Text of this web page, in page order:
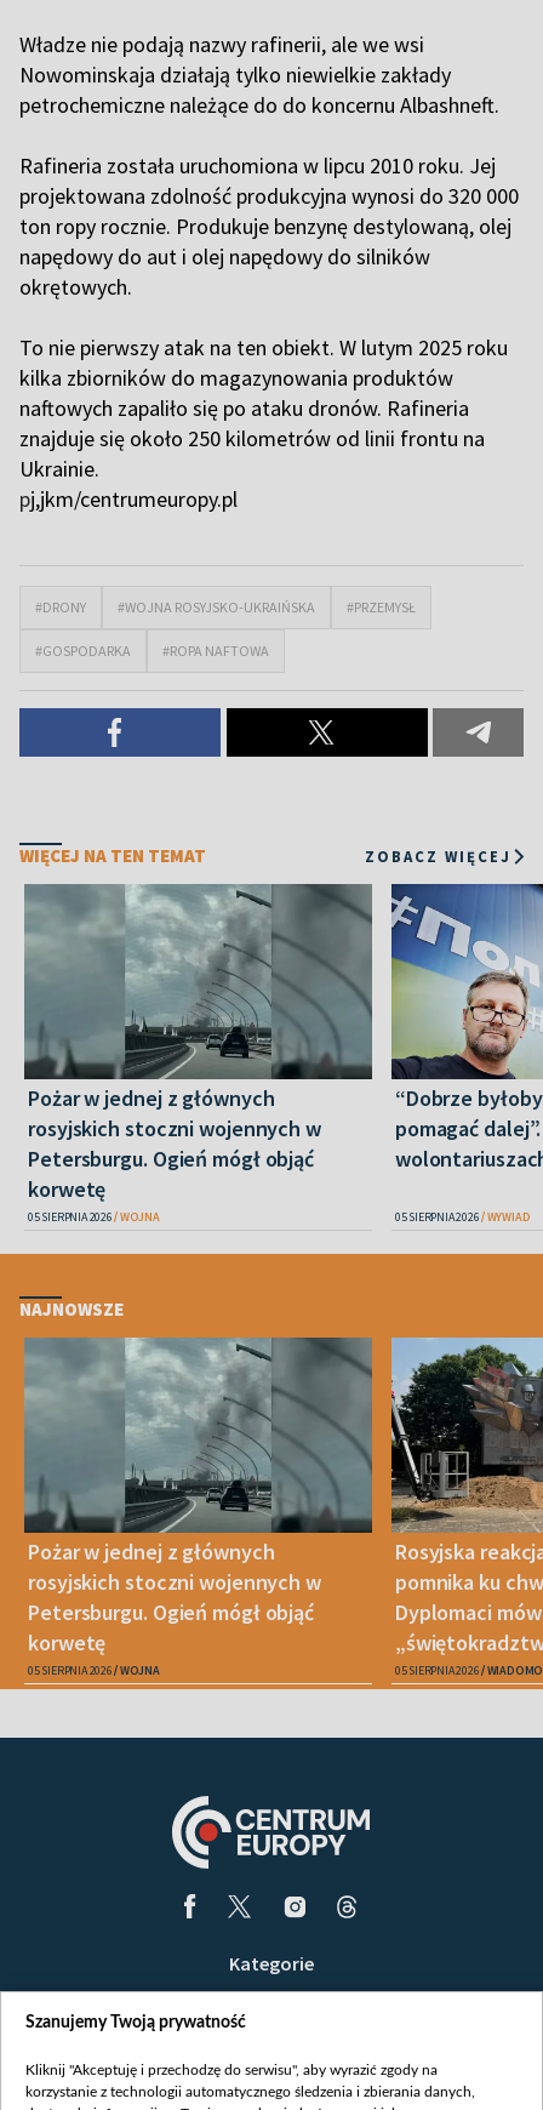
Władze nie podają nazwy rafinerii, ale we wsi
Nowominskaja działają tylko niewielkie zakłady
petrochemiczne należące do do koncernu Albashneft.
Rafineria została uruchomiona w lipcu 2010 roku. Jej
projektowana zdolność produkcyjna wynosi do 320 000
ton ropy rocznie. Produkuje benzynę destylowaną, olej
napędowy do aut i olej napędowy do silników
okrętowych.
To nie pierwszy atak na ten obiekt. W lutym 2025 roku
kilka zbiorników do magazynowania produktów
naftowych zapaliło się po ataku dronów. Rafineria
znajduje się około 250 kilometrów od linii frontu na
Ukrainie.
pj,jkm/centrumeuropy.pl
#DRONY #WOJNA ROSYJSKO-UKRAIŃSKA #PRZEMYSŁ
#GOSPODARKA #ROPA NAFTOWA
WIĘCEJ NA TEN TEMAT ZOBACZ WIĘCEJ
Pożar w jednej z głównych
rosyjskich stoczni wojennych w
Petersburgu. Ogień mógł objąć
korwetę
05 SIERPNIA 2026 WOJNA
“Dobrze
pomagać
05 SIERPNIA 2026 WYWIAD
NAJNOWSZE
Pożar w jednej z głównych
rosyjskich stoczni wojennych w
Petersburgu. Ogień mógł objąć
korwetę
05 SIERPNIA 2026 WOJNA
Rosyjska
pomnika ku
Dyplomaci
05 SIERPNIA 2026
Kategorie
Opinie
Białoruś / Polska
Szanujemy Twoją prywatność
Kliknij "Akceptuję i przechodzę do serwisu", aby wyrazić zgody na
korzystanie z technologii automatycznego śledzenia i zbierania danych,